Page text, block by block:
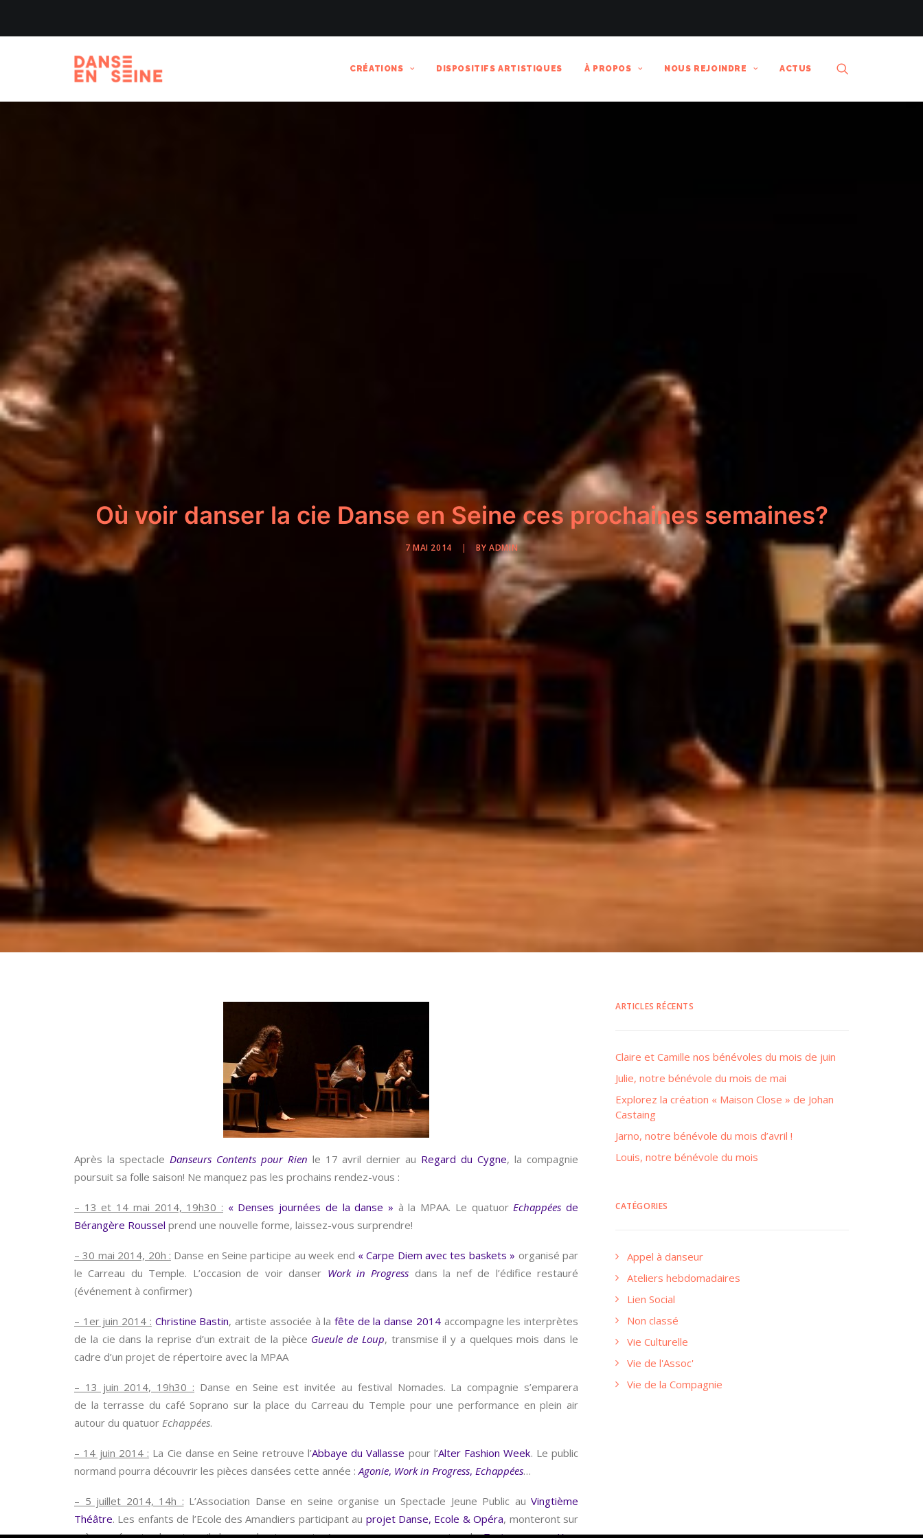
CRÉATIONS DISPOSITIFS ARTISTIQUES À PROPOS NOUS REJOINDRE ACTUS
Où voir danser la cie Danse en Seine ces prochaines semaines?
7 MAI 2014 | BYADMIN
Après la spectacle Danseurs Contents pour Rien le 17 avril dernier au Regard du Cygne, la compagnie
poursuit sa folle saison! Ne manquez pas les prochains rendez-vous :
– 13 et 14 mai 2014, 19h30 : « Denses journées de la danse » à la MPAA. Le quatuorEchappées de
Bérangère Roussel prend une nouvelle forme, laissez-vous surprendre!
– 30 mai 2014, 20h : Danse en Seine participe au week end « Carpe Diem avec tes baskets » organisé par
le Carreau du Temple. L’occasion de voir danser Work in Progress dans la nef de l’édifice restauré
(événement à confirmer)
– 1er juin 2014 : Christine Bastin, artiste associée à la fête de la danse 2014accompagne les interprètes
de la cie dans la reprise d’un extrait de la pièce Gueule de Loup, transmise il y a quelques mois dans le
cadre d’un projet de répertoire avec la MPAA
– 13 juin 2014, 19h30 : Danse en Seine est invitée au festival Nomades. La compagnie s’emparera
de la terrasse du café Soprano sur la place du Carreau du Temple pour une performance en plein air
autour du quatuor Echappées.
– 14 juin 2014 : La Cie danse en Seine retrouve l’Abbaye du Vallasse pour l’Alter Fashion Week. Le public
normand pourra découvrir les pièces dansées cette année :Agonie, Work in Progress, Echappées…
– 5 juillet 2014, 14h : L’Association Danse en seine organise un Spectacle Jeune Public au Vingtième
Théâtre. Les enfants de l’Ecole des Amandiers participant au projet Danse, Ecole & Opéra, monteront sur
ARTICLES RÉCENTS
Claire et Camille nos bénévoles du mois de juin
Julie, notre bénévole du mois de mai
Explorez la création « Maison Close » de Johan
Castaing
Jarno, notre bénévole du mois d’avril !
Louis, notre bénévole du mois
CATÉGORIES
Appel à danseur
Ateliers hebdomadaires
Lien Social
Non classé
Vie Culturelle
Vie de l'Assoc'
Vie de la Compagnie